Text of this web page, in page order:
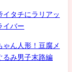
タチにラリアッ
イバー
ん人形！豆腐メ
るみ男子末路編